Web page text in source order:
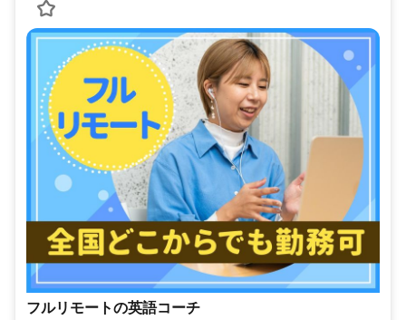
フルリモートの英語コーチ